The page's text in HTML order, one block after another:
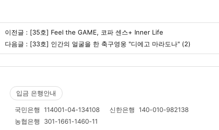
이전글 : [35호] Feel the GAME, 코파 센스+ Inner Life
다음글 : [33호] 인간의 얼굴을 한 축구영웅 "디에고 마라도나" (2)
입금 은행안내
국민은행 114001-04-134108 신한은행 140-010-982138
농협은행 301-1661-1460-11